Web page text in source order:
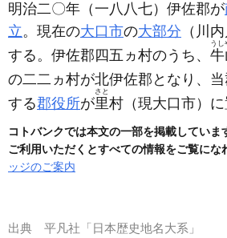
明治二〇年 （一八八七） 伊佐郡が
立。現在の大口市の大部分 （川
する。伊佐郡四五ヵ村のうち、 牛
うし
の二二ヵ村が北伊佐郡となり、当
する郡役所が里
さと
村 （現大口市） に
コトバンクでは本文の一部を掲載していま
ご利用いただくとすべての情報をご覧にな
ッジのご案内
出典 平凡社「日本歴史地名大系」